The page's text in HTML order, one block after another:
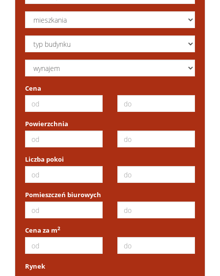
Oferty
Domy
Dzialki
Lokale
Cena
Powierzchnia
Liczba pokoi
Pomieszczeń biurowych
Cena za m2
Piętro
Rynek